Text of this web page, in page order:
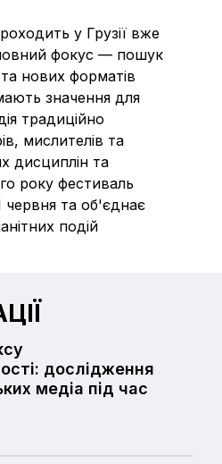
у Грузії вже
фокус — пошук
нових форматів
мають значення для
традиційно
мислителів та
дисциплін та
року фестиваль
червня та об'єднає
подій
дослідження
медіа під час